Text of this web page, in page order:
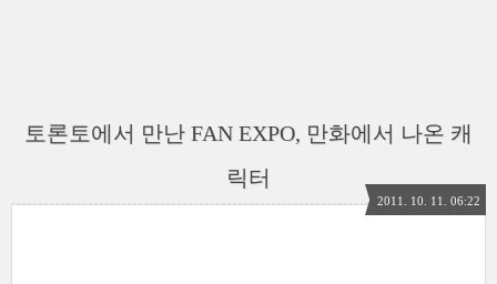
토론토에서 만난 FAN EXPO, 만화에서 나온 캐
릭터
2011. 10. 11. 06:22